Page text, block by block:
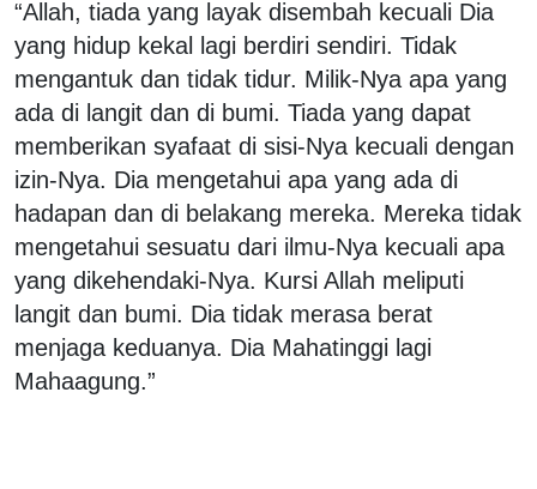
“Allah, tiada yang layak disembah kecuali Dia
yang hidup kekal lagi berdiri sendiri. Tidak
mengantuk dan tidak tidur. Milik-Nya apa yang
ada di langit dan di bumi. Tiada yang dapat
memberikan syafaat di sisi-Nya kecuali dengan
izin-Nya. Dia mengetahui apa yang ada di
hadapan dan di belakang mereka. Mereka tidak
mengetahui sesuatu dari ilmu-Nya kecuali apa
yang dikehendaki-Nya. Kursi Allah meliputi
langit dan bumi. Dia tidak merasa berat
menjaga keduanya. Dia Mahatinggi lagi
Mahaagung.”